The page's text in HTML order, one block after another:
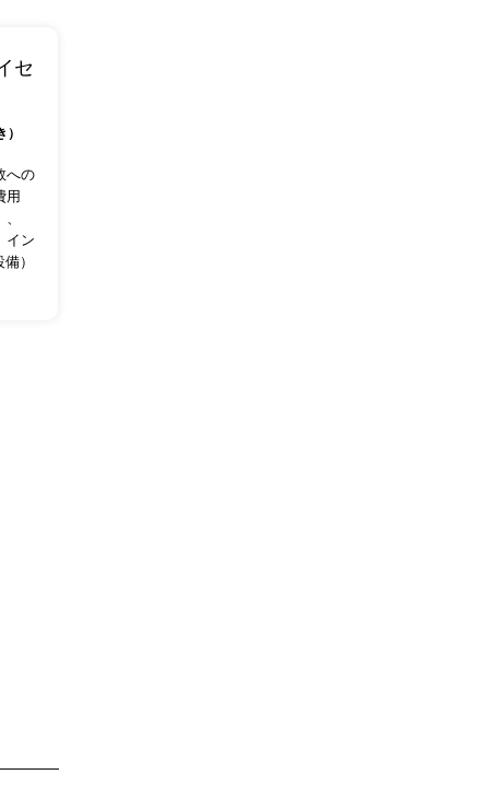
セ
への
用
イン
）